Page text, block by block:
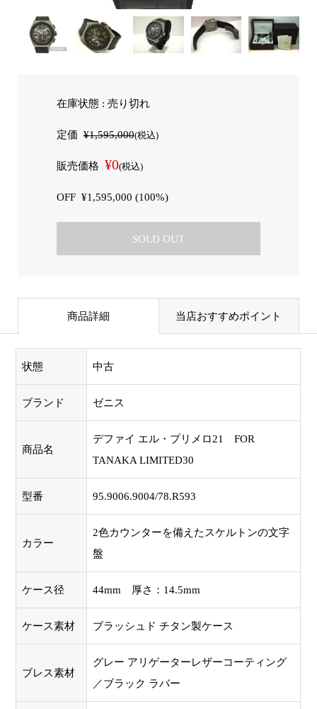
在庫状態 : 売り切れ
定価¥1,595,000(税込)
販売価格 ¥0(税込)
OFF ¥1,595,000 (100%)
SOLD OUT
商品詳細 当店おすすめポイント
状態 中古
ブランド ゼニス
商品名
デファイ エル・プリメロ21 FOR
TANAKA LIMITED30
型番 95.9006.9004/78.R593
カラー
2色カウンターを備えたスケルトンの文字
盤
ケース径 44mm 厚さ：14.5mm
ケース素材 ブラッシュド チタン製ケース
ブレス素材
グレー アリゲーターレザーコーティング
／ブラック ラバー